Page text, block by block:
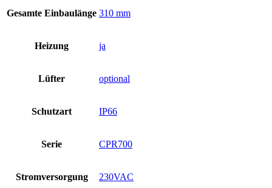
Gesamte Einbaulänge 310 mm
Heizung ja
Lüfter optional
Schutzart IP66
Serie CPR700
Stromversorgung 230VAC